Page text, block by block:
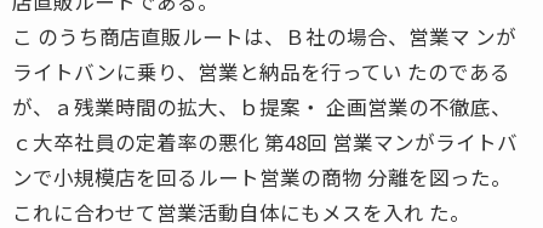
こ のうち商店直販ルートは、Ｂ社の場合、営業マ ンが
ライトバンに乗り、営業と納品を行ってい たのである
が、ａ残業時間の拡大、ｂ提案・ 企画営業の不徹底、
ｃ大卒社員の定着率の悪化 第48回 営業マンがライトバ
ンで小規模店を回るルート営業の商物 分離を図った。
これに合わせて営業活動自体にもメスを入れ た。